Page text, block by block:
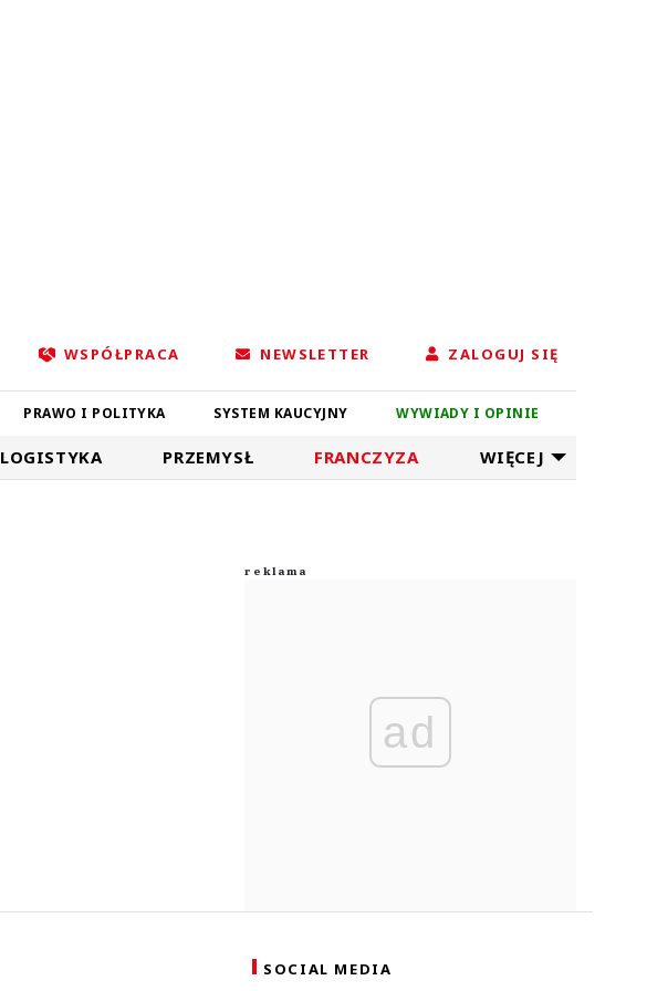
WSPÓŁPRACA NEWSLETTER ZALOGUJ SIĘ
PRAWO I POLITYKA SYSTEM KAUCYJNY WYWIADY I OPINIE
LOGISTYKA PRZEMYSŁ FRANCZYZA WIĘCEJ
ad
SOCIAL MEDIA